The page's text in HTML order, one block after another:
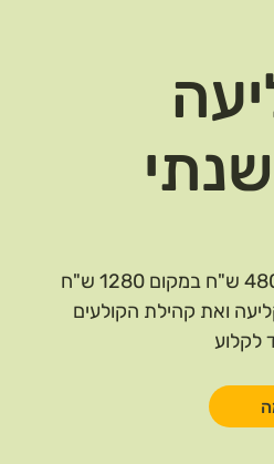
ואת קהילת הקולעים
לקלוע